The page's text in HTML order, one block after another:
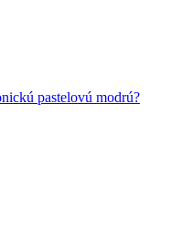
pastelovú modrú?